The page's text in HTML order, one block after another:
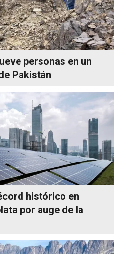
personas en un
Pakistán
histórico en
por auge de la